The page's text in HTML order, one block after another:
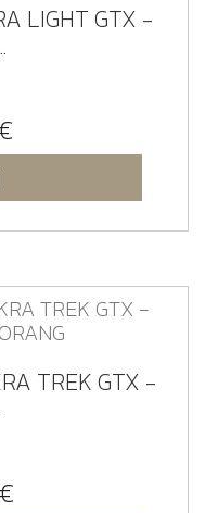
LIGHT GTX -
TREK GTX -